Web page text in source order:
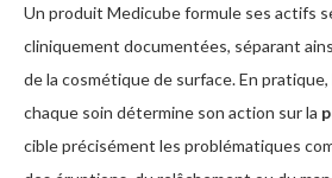
Un produit Medicube formule ses actifs
cliniquement documentées, séparant
de la cosmétique de surface. En pratique,
chaque soin détermine son action sur la
cible précisément les problématiques